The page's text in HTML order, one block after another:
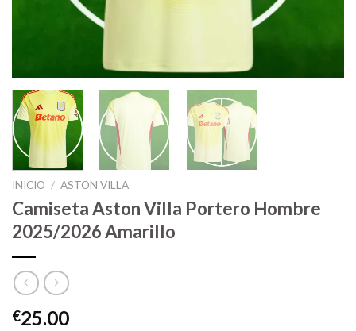
INICIO / ASTON VILLA
Camiseta Aston Villa Portero Hombre
2025/2026 Amarillo
€25.00